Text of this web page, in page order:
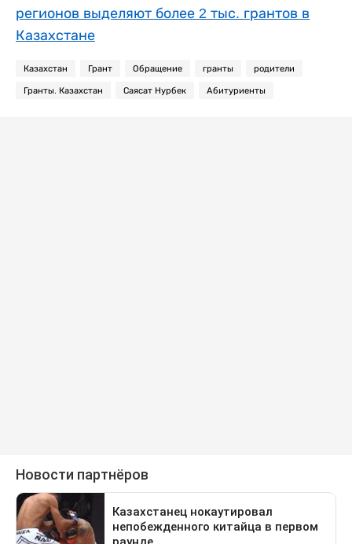
регионов выделяют более 2 тыс. грантов в
Казахстане
Казахстан Грант Обращение гранты родители
Гранты. Казахстан Саясат Нурбек Абитуриенты